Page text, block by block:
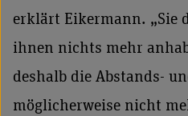
erklärt Eikermann. „Sie
ihnen nichts mehr
deshalb die Abstands-
möglicherweise nicht